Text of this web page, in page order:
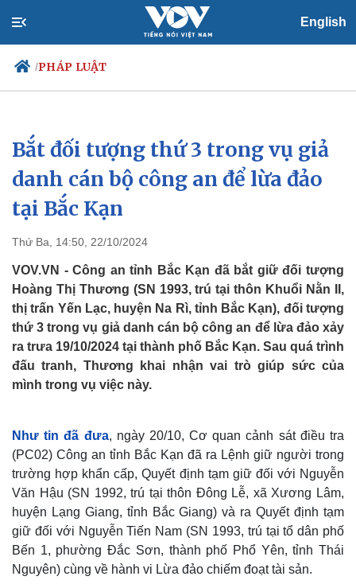
English
/PHÁP LUẬT
Chính trị
Đảng
Tổ chức nhân sự
Quốc hội
Nhận diện sự thật
Xã hội
Tin 24h
Dự báo thời tiết
Bắt đối tượng thứ 3 trong vụ giả
danh cán bộ công an để lừa đảo
tại Bắc Kạn
Thứ Ba, 14:50, 22/10/2024
VOV.VN - Công an tỉnh Bắc Kạn đã bắt giữ đối tượng
Hoàng Thị Thương (SN 1993, trú tại thôn Khuổi Nằn II,
thị trấn Yến Lạc, huyện Na Rì, tỉnh Bắc Kạn), đối tượng
thứ 3 trong vụ giả danh cán bộ công an để lừa đảo xảy
ra trưa 19/10/2024 tại thành phố Bắc Kạn. Sau quá trình
đấu tranh, Thương khai nhận vai trò giúp sức của
mình trong vụ việc này.
Như tin đã đưa, ngày 20/10, Cơ quan cảnh sát điều tra
(PC02) Công an tỉnh Bắc Kạn đã ra Lệnh giữ người trong
trường hợp khẩn cấp, Quyết định tạm giữ đối với Nguyễn
Văn Hậu (SN 1992, trú tại thôn Đông Lễ, xã Xương Lâm,
huyện Lạng Giang, tỉnh Bắc Giang) và ra Quyết định tạm
giữ đối với Nguyễn Tiến Nam (SN 1993, trú tại tổ dân phố
Bến 1, phường Đắc Sơn, thành phố Phổ Yên, tỉnh Thái
Nguyên) cùng về hành vi Lừa đảo chiếm đoạt tài sản.